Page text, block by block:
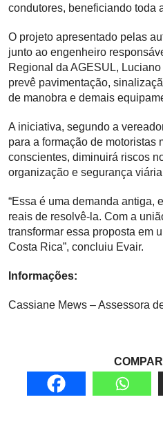
condutores, beneficiando toda
O projeto apresentado pelas
junto ao engenheiro
Regional da AGESUL,
prevê pavimentação,
de manobra e demais
A iniciativa, segundo a
para a formação de motoristas
conscientes, diminuirá riscos
organização e segurança
“Essa é uma demanda antiga,
reais de resolvê-la. Com a
transformar essa proposta em
Costa Rica”, concluiu Evair.
Informações:
Cassiane Mews – Assessora